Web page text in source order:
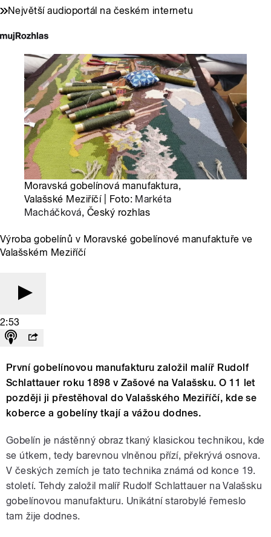
Největší audioportál na českém internetu
Moravská gobelínová manufaktura,
Valašské Meziříčí | Foto: Markéta
Macháčková, Český rozhlas
Výroba gobelínů v Moravské gobelínové manufaktuře ve
Valašském Meziříčí
2:53
První gobelínovou manufakturu založil malíř Rudolf
Schlattauer roku 1898 v Zašové na Valašsku. O 11 let
později ji přestěhoval do Valašského Meziříčí, kde se
koberce a gobelíny tkají a vážou dodnes.
Gobelín je nástěnný obraz tkaný klasickou technikou, kde
se útkem, tedy barevnou vlněnou přízí, překrývá osnova.
V českých zemích je tato technika známá od konce 19.
století. Tehdy založil malíř Rudolf Schlattauer na Valašsku
gobelínovou manufakturu. Unikátní starobylé řemeslo
tam žije dodnes.